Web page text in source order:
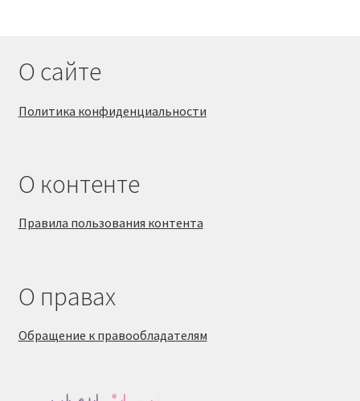
О сайте
Политика конфиденциальности
О контенте
Правила пользования контента
О правах
Обращение к правообладателям